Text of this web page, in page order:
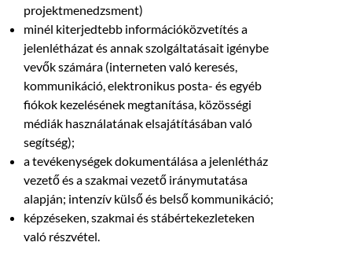
projektmenedzsment)
minél kiterjedtebb információközvetítés a
jelenlétházat és annak szolgáltatásait igénybe
vevők számára (interneten való keresés,
kommunikáció, elektronikus posta- és egyéb
fiókok kezelésének megtanítása, közösségi
médiák használatának elsajátításában való
segítség);
a tevékenységek dokumentálása a jelenlétház
vezető és a szakmai vezető iránymutatása
alapján; intenzív külső és belső kommunikáció;
képzéseken, szakmai és stábértekezleteken
való részvétel.